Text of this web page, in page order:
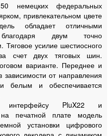
немецких федеральных
привлекательном цвете
обладает отличными
двум точно
усилие шестиосного
счет двух тяговых шин.
варианте. Переднее и
от направления
белым и обеспечивается
интерфейсу PluX22 и
на печатной плате модель
установки цифрового